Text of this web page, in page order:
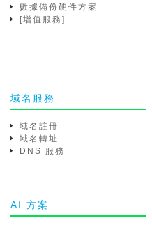
數據備份硬件方案
[增值服務]
域名服務
域名註冊
域名轉址
DNS 服務
AI 方案